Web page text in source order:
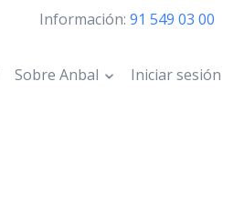
Información: 91 549 03 00
Sobre Anbal Iniciar sesión